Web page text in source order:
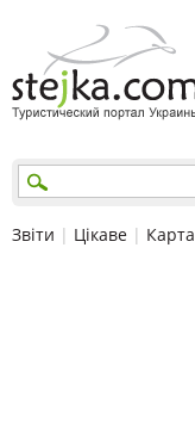
Звіти | Цікаве | Карта